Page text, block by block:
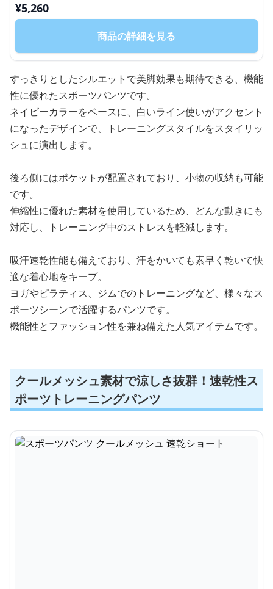
¥5,260
商品の詳細を見る
すっきりとしたシルエットで美脚効果も期待できる、機能
性に優れたスポーツパンツです。
ネイビーカラーをベースに、白いライン使いがアクセント
になったデザインで、トレーニングスタイルをスタイリッ
シュに演出します。
後ろ側にはポケットが配置されており、小物の収納も可能
です。
伸縮性に優れた素材を使用しているため、どんな動きにも
対応し、トレーニング中のストレスを軽減します。
吸汗速乾性能も備えており、汗をかいても素早く乾いて快
適な着心地をキープ。
ヨガやピラティス、ジムでのトレーニングなど、様々なス
ポーツシーンで活躍するパンツです。
機能性とファッション性を兼ね備えた人気アイテムです。
クールメッシュ素材で涼しさ抜群！速乾性ス
ポーツトレーニングパンツ